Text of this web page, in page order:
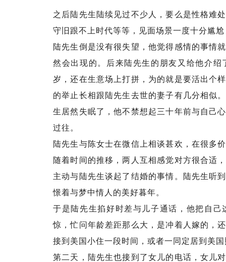
之后陆先生陆续见过不少人，要么是性格难
守旧跟不上时代等等，见面场景一度十分尴
陆先生倒是没有很失望，他觉得感情的事情
然会出现的。后来陆先生的朋友又给他介
岁，还在生意场上打拼，为的就是要活出个
的举止长相跟陆先生去世的妻子有几分相似
生居然失眠了，他不禁想起三十年前与自己
过往。
陆先生与陈女士在微信上相谈甚欢，在很多
随着时间的推移，两人互相感觉对方很合适
主动与陆先生谈起了结婚的事情。陆先生听
憬着与梦中情人的美好暮年。
于是陆先生掐好时差与儿子通话，他把自
惊，忙问年龄差距那么大，是冲着人嫁的，
接到美国小住一段时间，或者一同定居到美
第二天，陆先生也接到了女儿的电话，女儿